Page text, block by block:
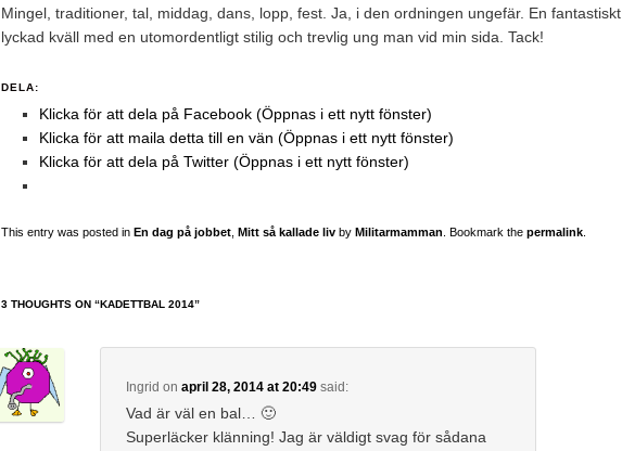
Mingel, traditioner, tal, middag, dans, lopp, fest. Ja, i den ordningen ungefär. En fantastiskt
lyckad kväll med en utomordentligt stilig och trevlig ung man vid min sida. Tack!
DELA:
Klicka för att dela på Facebook (Öppnas i ett nytt fönster)
Klicka för att maila detta till en vän (Öppnas i ett nytt fönster)
Klicka för att dela på Twitter (Öppnas i ett nytt fönster)
This entry was posted in En dag på jobbet Mitt så kallade liv by Militarmamman . Bookmark the permalink
3 THOUGHTS ON “KADETTBAL 2014”
Ingrid on april 28, 2014 at 20:49 said:
Vad är väl en bal… 🙂
Superläcker klänning! Jag är väldigt svag för sådana